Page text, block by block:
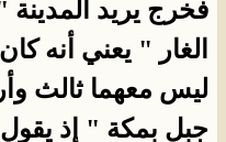
فخرج يريد المدينة
الغار " يعني أنه
ليس معهما ثالث
جبل بمكة " إذ